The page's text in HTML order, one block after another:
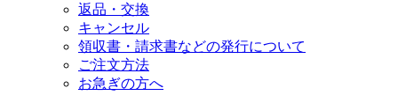
返品・交換
キャンセル
領収書・請求書などの発行について
ご注文方法
お急ぎの方へ